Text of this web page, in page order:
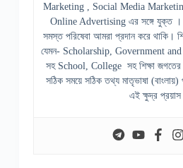
Marketing , Social Media
Online Advertising এর সঙ্গে যুক্ত ।
সমস্ত পরিষেবা আমরা প্রদান করে থাকি।
যেমন- Scholarship, Government
সহ School, College সহ শিক্ষা জগতের
সঠিক সময়ে সঠিক তথ্য মাতৃভাষা (বাংলায়)
এই ক্ষুদ্র